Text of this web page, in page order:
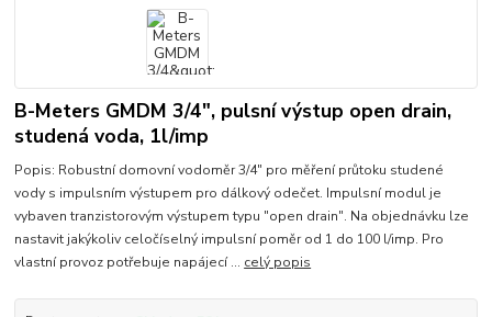
B-Meters GMDM 3/4", pulsní výstup open drain,
studená voda, 1l/imp
Popis: Robustní domovní vodoměr 3/4" pro měření průtoku studené
vody s impulsním výstupem pro dálkový odečet. Impulsní modul je
vybaven tranzistorovým výstupem typu "open drain". Na objednávku lze
nastavit jakýkoliv celočíselný impulsní poměr od 1 do 100 l/imp. Pro
vlastní provoz potřebuje napájecí ... celý popis